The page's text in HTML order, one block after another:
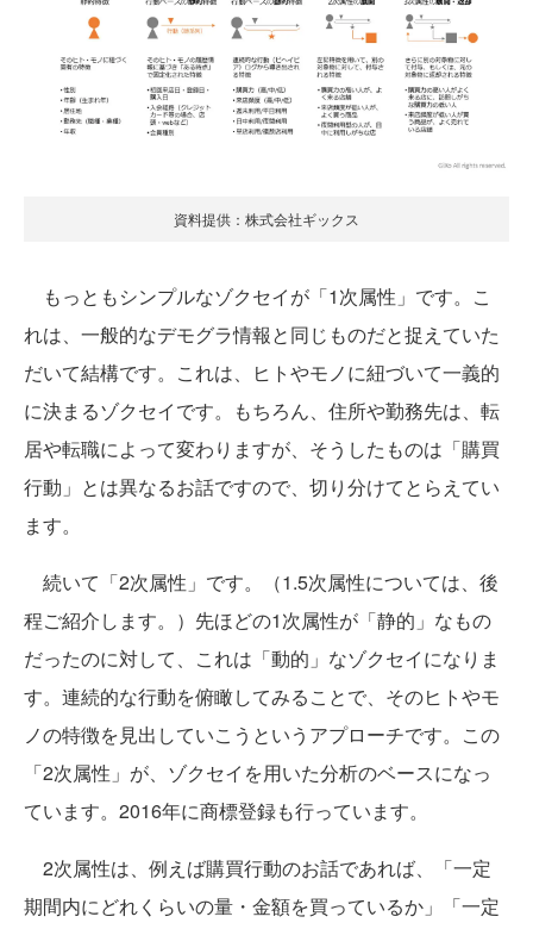
資料提供：株式会社ギックス
もっともシンプルなゾクセイが「1次属性」です。こ
れは、一般的なデモグラ情報と同じものだと捉えていた
だいて結構です。これは、ヒトやモノに紐づいて一義的
に決まるゾクセイです。もちろん、住所や勤務先は、転
居や転職によって変わりますが、そうしたものは「購買
行動」とは異なるお話ですので、切り分けてとらえてい
ます。
続いて「2次属性」です。（1.5次属性については、後
程ご紹介します。）先ほどの1次属性が「静的」なもの
だったのに対して、これは「動的」なゾクセイになりま
す。連続的な行動を俯瞰してみることで、そのヒトやモ
ノの特徴を見出していこうというアプローチです。この
「2次属性」が、ゾクセイを用いた分析のベースになっ
ています。2016年に商標登録も行っています。
2次属性は、例えば購買行動のお話であれば、「一定
期間内にどれくらいの量・金額を買っているか」「一定